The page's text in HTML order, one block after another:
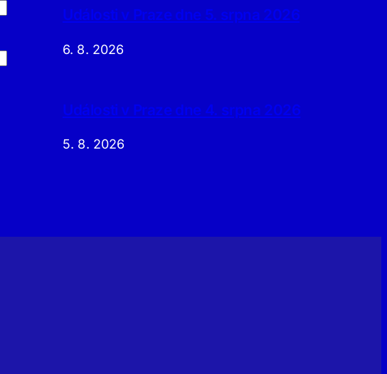
Události v Praze dne 5. srpna 2026
6. 8. 2026
Události v Praze dne 4. srpna 2026
5. 8. 2026